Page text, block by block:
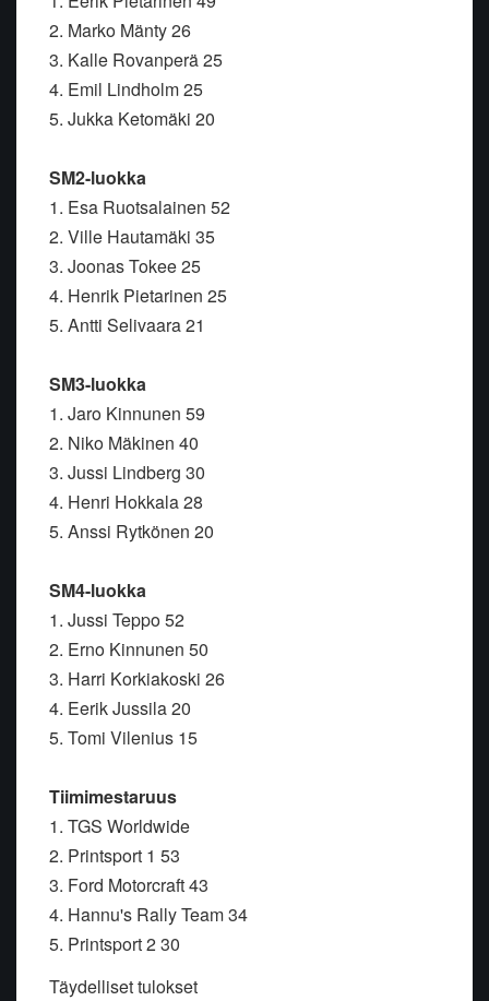
2. Marko Mänty 26
3. Kalle Rovanperä 25
4. Emil Lindholm 25
5. Jukka Ketomäki 20
SM2-luokka
1. Esa Ruotsalainen 52
2. Ville Hautamäki 35
3. Joonas Tokee 25
4. Henrik Pietarinen 25
5. Antti Selivaara 21
SM3-luokka
1. Jaro Kinnunen 59
2. Niko Mäkinen 40
3. Jussi Lindberg 30
4. Henri Hokkala 28
5. Anssi Rytkönen 20
SM4-luokka
1. Jussi Teppo 52
2. Erno Kinnunen 50
3. Harri Korkiakoski 26
4. Eerik Jussila 20
5. Tomi Vilenius 15
Tiimimestaruus
1. TGS Worldwide
2. Printsport 1 53
3. Ford Motorcraft 43
4. Hannu's Rally Team 34
5. Printsport 2 30
Täydelliset tulokset